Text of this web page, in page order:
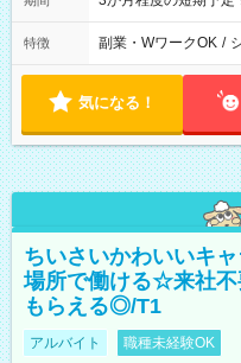
特徴 副業・WワークOK /
気になる！
ちいさいかわいいキ
場所で働ける☆来社
もらえる◎/T1
アルバイト 職種未経験OK